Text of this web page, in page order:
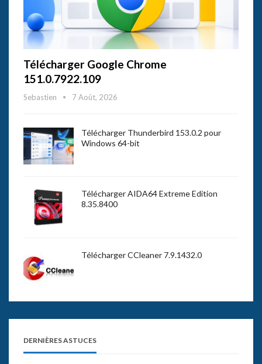
Télécharger Google Chrome
151.0.7922.109
Sebastien 7 Août, 2026
Télécharger Thunderbird 153.0.2 pour
Windows 64-bit
Télécharger AIDA64 Extreme Edition
8.35.8400
Télécharger CCleaner 7.9.1432.0
DERNIÈRES ASTUCES